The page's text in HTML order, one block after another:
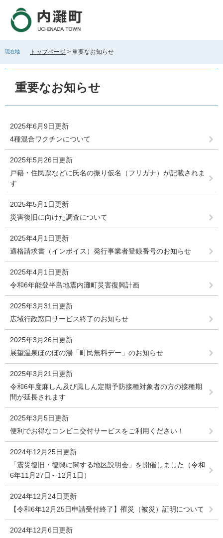
で
ば
現在地 トップページ > 重要なお知らせ
重要なお知らせ
2025年6月9日更新
4種混合ワクチンについて
2025年5月26日更新
戸籍・住民票などに氏名の振り仮名（フリガナ）が記載されま
す
2025年5月1日更新
災害復旧に向けた調査について
2025年4月1日更新
適格請求書（インボイス）発行事業者登録番号のお知らせ
2025年4月1日更新
令和6年能登半島地震内灘町災害復興計画
2025年3月31日更新
広域行政窓口サービス終了のお知らせ
2025年3月26日更新
展望温泉ほのぼの湯「町民無料デー」のお知らせ
2025年3月21日更新
令和6年度麻しん及び風しん定期予防接種対象者の方の接種期
間が延長されます
2025年3月5日更新
便利でお得なコンビニ交付サービスをご利用ください！
2024年12月25日更新
「震災復旧・復興に関する地区説明会」を開催しました（令和
6年11月27日～12月1日）
2024年12月24日更新
【令和6年12月25日申請受付終了】罹災（被災）証明について
2024年12月6日更新